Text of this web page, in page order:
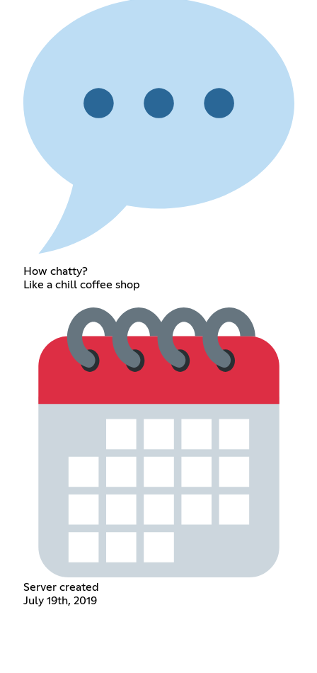
How chatty?
Like a chill coffee shop
Server created
July 19th, 2019